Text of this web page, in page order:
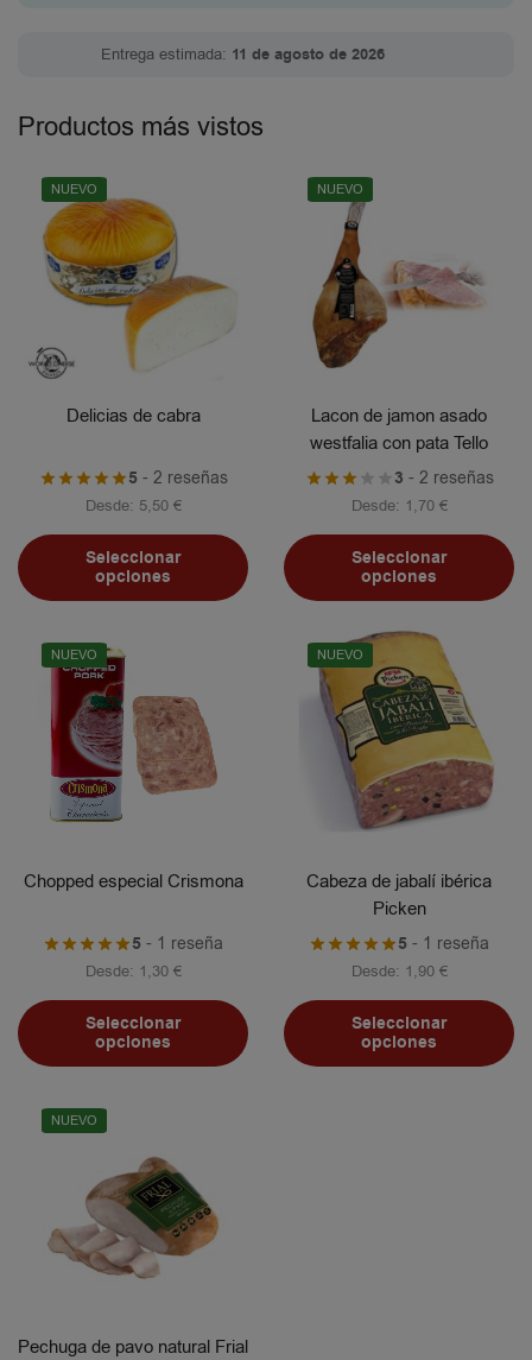
Entrega estimada: 11 de agosto de 2026
Productos más vistos
NUEVO
Delicias de cabra
5- 2 reseñas
Desde: 5,50 €
Seleccionar
opciones
NUEVO
Lacon de jamon asado
westfalia con pata Tello
3 - 2 reseñas
Desde: 1,70 €
Seleccionar
opciones
NUEVO
Chopped especial Crismona
5 - 1 reseña
Desde: 1,30 €
Seleccionar
opciones
NUEVO
Cabeza de jabalí ibérica
Picken
5 - 1 reseña
Desde: 1,90 €
Seleccionar
opciones
NUEVO
Pechuga de pavo natural Frial